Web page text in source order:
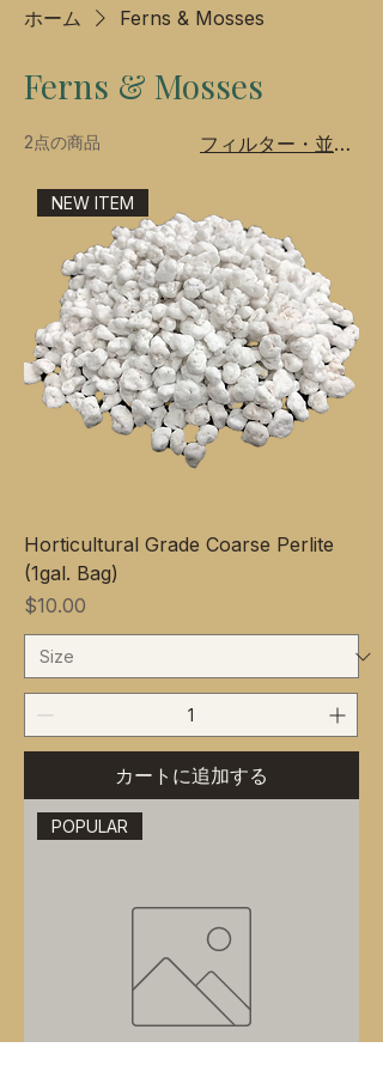
ホーム Ferns & Mosses
Ferns & Mosses
2点の商品 フィルター・並び替え
NEW ITEM
Horticultural Grade Coarse Perlite
(1gal. Bag)
価格
$10.00
カートに追加する
POPULAR